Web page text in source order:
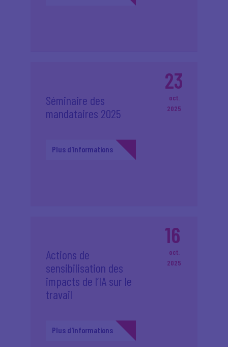
23
oct.
2025
Séminaire des
mandataires 2025
Plus d'informations
16
oct.
2025
Actions de
sensibilisation des
impacts de l’IA sur le
travail
Plus d'informations